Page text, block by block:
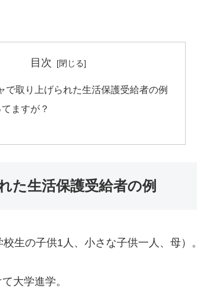
目次
で取り上げられた生活保護受給者の例
ますが？
た生活保護受給者の例
生の子供1人、小さな子供一人、母）。
大学進学。